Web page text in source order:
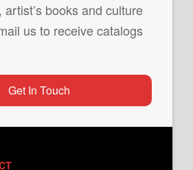
books and culture
us to receive catalogs
Get In Touch